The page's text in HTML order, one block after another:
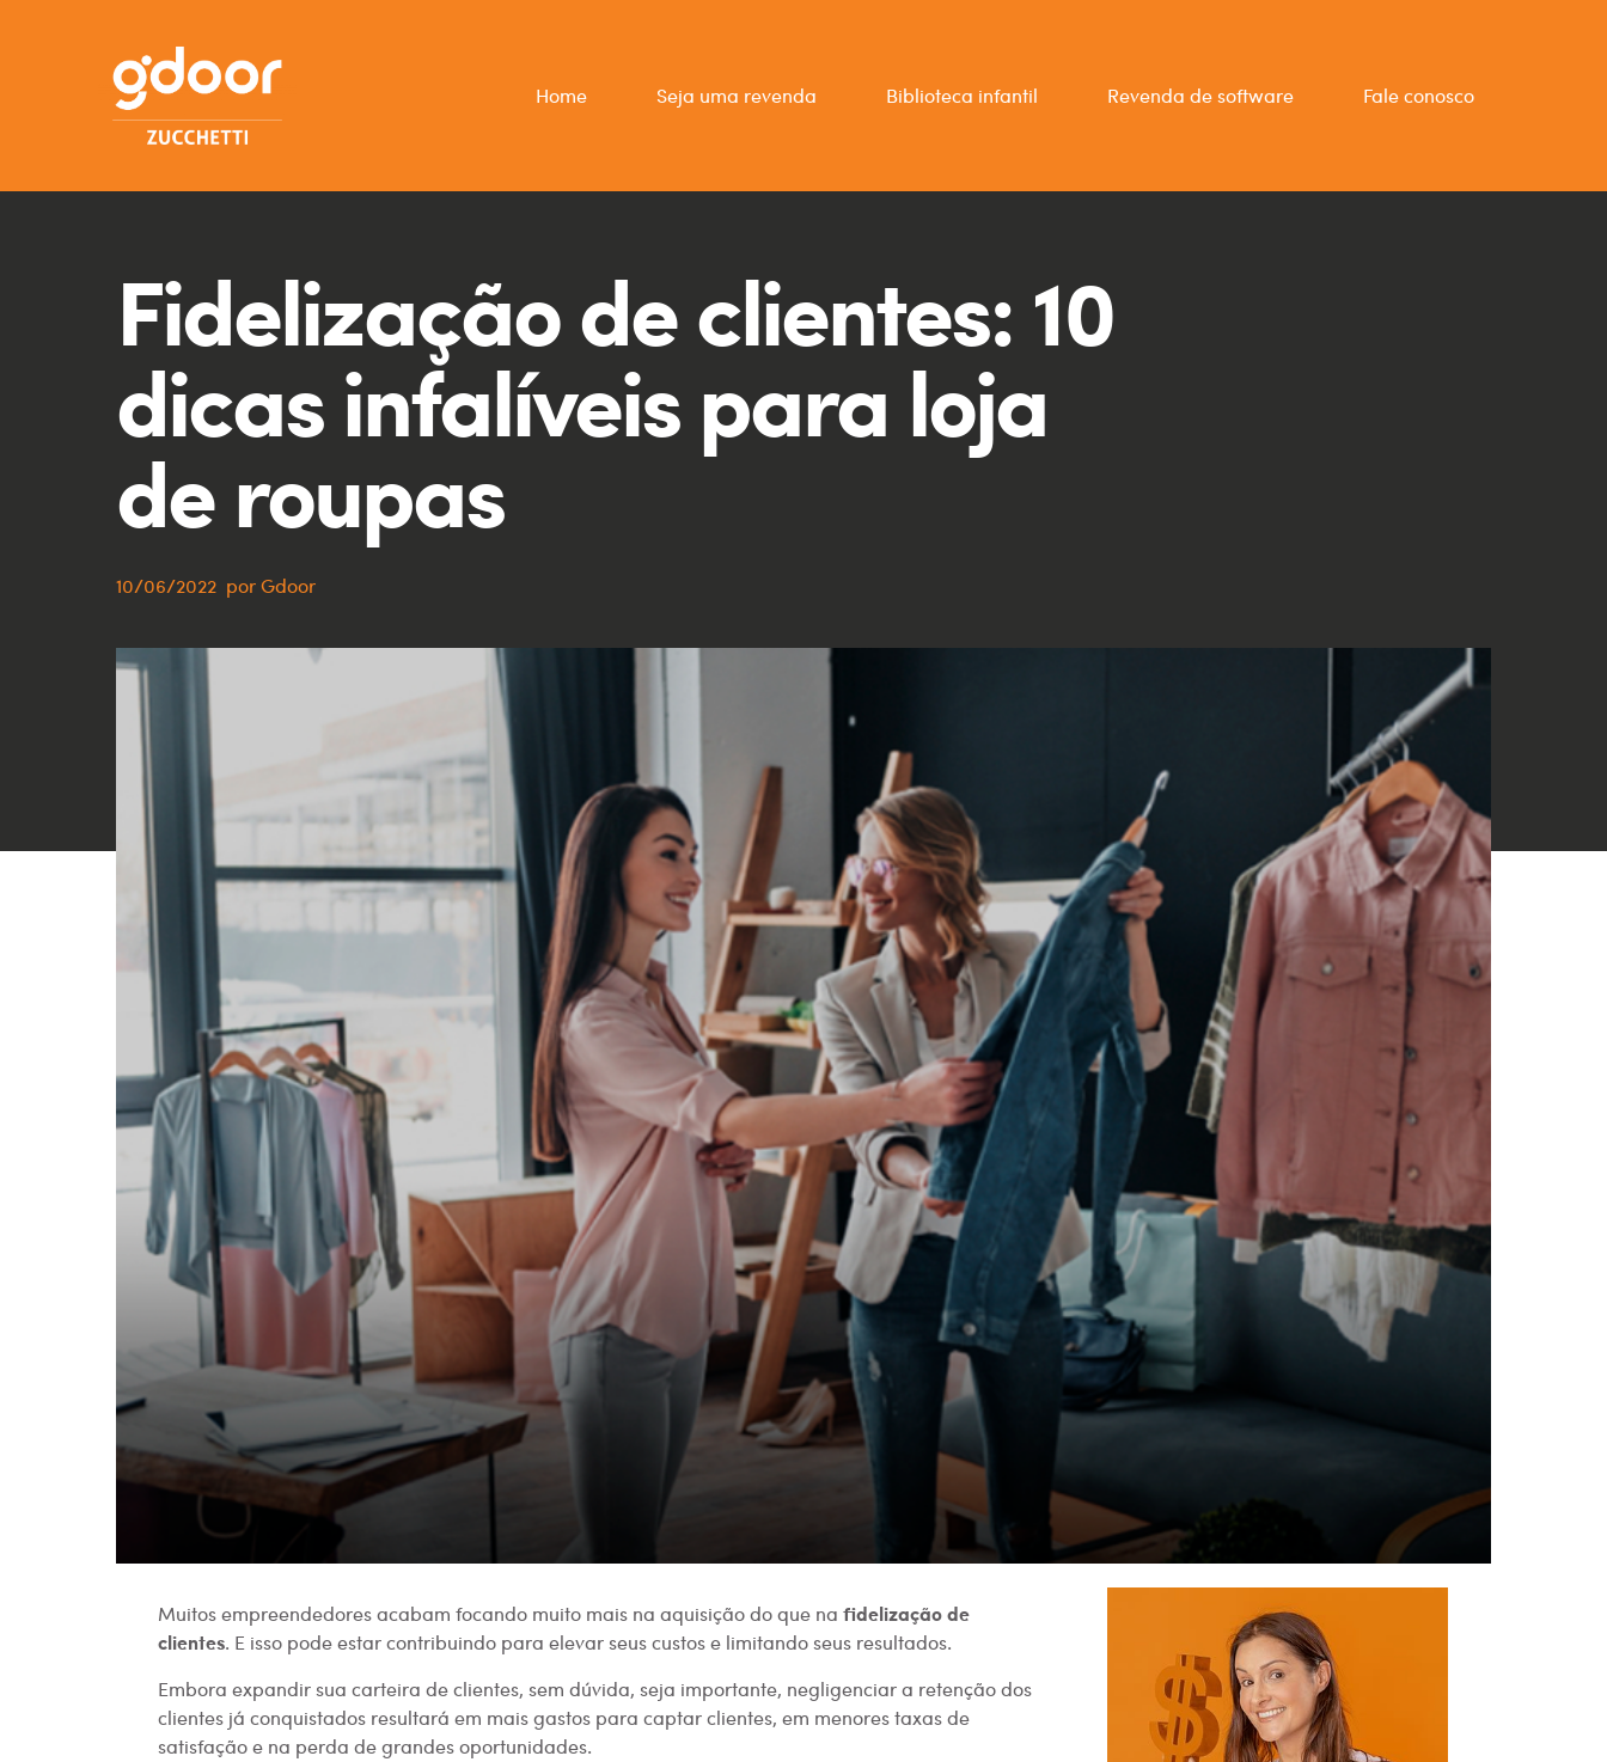
Home Seja uma revenda Biblioteca infantil Revenda de software Fale conosco
Fidelização de clientes: 10
dicas infalíveis para loja
de roupas
10/06/2022 porGdoor
Muitos empreendedores acabam focando muito mais na aquisição do que na fidelização de
clientes. E isso pode estar contribuindo para elevar seus custos e limitando seus resultados.
Embora expandir sua carteira de clientes, sem dúvida, seja importante, negligenciar a retenção dos
clientes já conquistados resultará em mais gastos para captar clientes, em menores taxas de
satisfação e na perda de grandes oportunidades.